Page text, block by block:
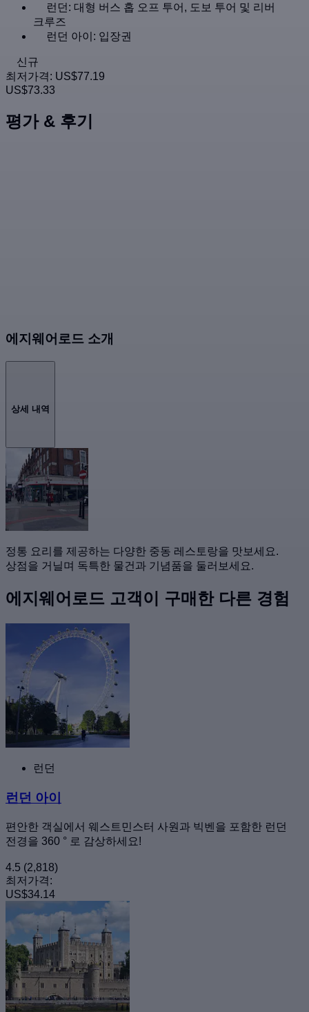
런던: 대형 버스 홉 오프 투어, 도보 투어 및 리버
크루즈
런던 아이: 입장권
신규
최저가격: US$77.19
US$73.33
평가 & 후기
에지웨어로드 소개
상세 내역
정통 요리를 제공하는 다양한 중동 레스토랑을 맛보세요.
상점을 거닐며 독특한 물건과 기념품을 둘러보세요.
에지웨어로드 고객이 구매한 다른 경험
런던
런던 아이
편안한 객실에서 웨스트민스터 사원과 빅벤을 포함한 런던
전경을 360 ° 로 감상하세요!
4.5 (2,818)
최저가격:
US$34.14